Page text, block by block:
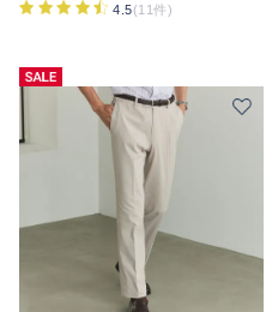
4.5(11件)